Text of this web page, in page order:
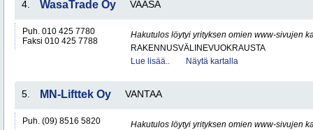
4. WasaTrade Oy VAASA
Puh. 010 425 7780
Faksi 010 425 7788
Hakutulos löytyi yrityksen omien www-sivujen
RAKENNUSVÄLINEVUOKRAUSTA
Lue lisää..
Näytä kartalla
5. MN-Lifttek Oy VANTAA
Puh. (09) 8516 5820
Hakutulos löytyi yrityksen omien www-sivujen